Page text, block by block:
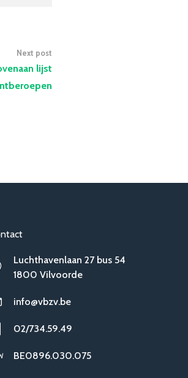
Next post
lijst
Luchthavenlaan 27 bus 54
1800 Vilvoorde
info@vbzv.be
02/734.59.49
BE0896.030.075